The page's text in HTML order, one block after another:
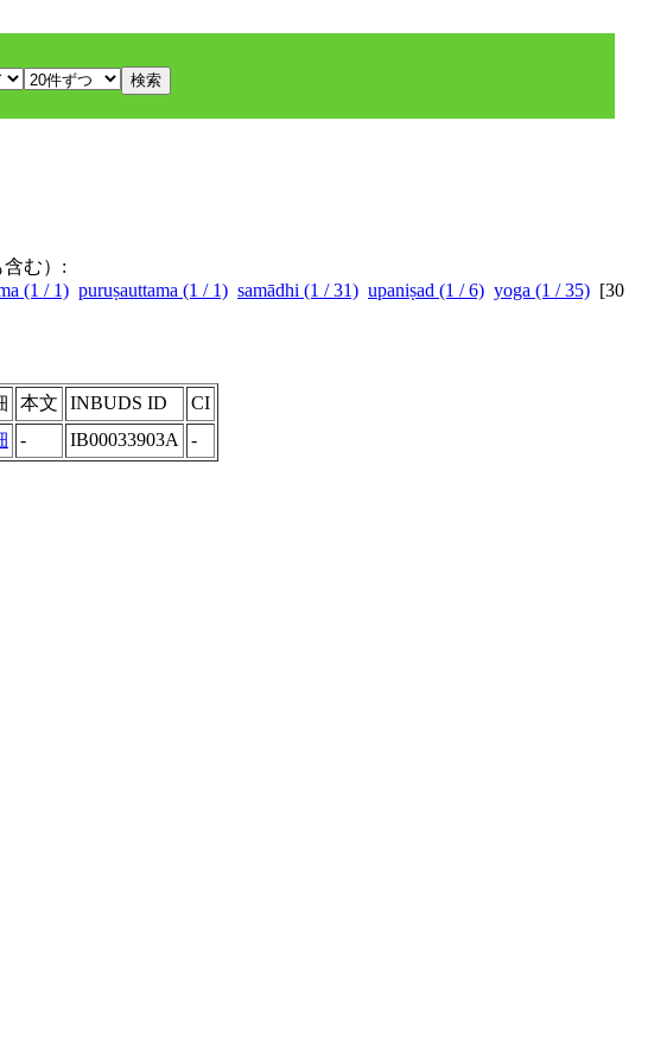
む）:
(1 / 1) puruṣauttama (1 / 1) samādhi (1 / 31) upaniṣad (1 / 6) yoga (1 / 35) [30
本文 INBUDS ID
CI
- IB00033903A -